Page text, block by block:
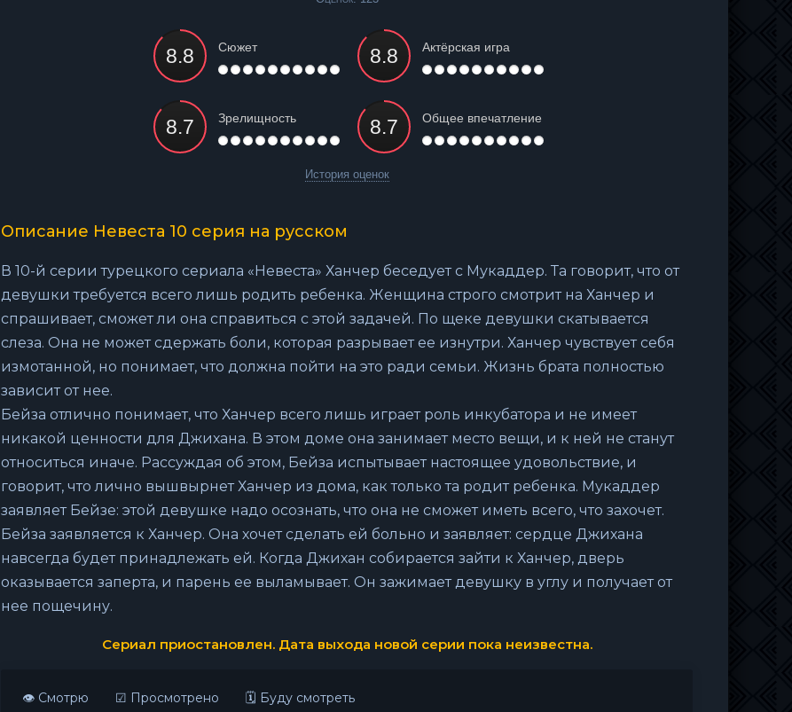
Сюжет Актёрская игра
Зрелищность Общее впечатление
История оценок
Описание Невеста 10 серия на русском
В 10-й серии турецкого сериала «Невеста» Ханчер беседует с Мукаддер. Та говорит, что от
девушки требуется всего лишь родить ребенка. Женщина строго смотрит на Ханчер и
спрашивает, сможет ли она справиться с этой задачей. По щеке девушки скатывается
слеза. Она не может сдержать боли, которая разрывает ее изнутри. Ханчер чувствует себя
измотанной, но понимает, что должна пойти на это ради семьи. Жизнь брата полностью
зависит от нее.
Бейза отлично понимает, что Ханчер всего лишь играет роль инкубатора и не имеет
никакой ценности для Джихана. В этом доме она занимает место вещи, и к ней не станут
относиться иначе. Рассуждая об этом, Бейза испытывает настоящее удовольствие, и
говорит, что лично вышвырнет Ханчер из дома, как только та родит ребенка. Мукаддер
заявляет Бейзе: этой девушке надо осознать, что она не сможет иметь всего, что захочет.
Бейза заявляется к Ханчер. Она хочет сделать ей больно и заявляет: сердце Джихана
навсегда будет принадлежать ей. Когда Джихан собирается зайти к Ханчер, дверь
оказывается заперта, и парень ее выламывает. Он зажимает девушку в углу и получает от
нее пощечину.
Сериал приостановлен. Дата выхода новой серии пока неизвестна.
👁 Смотрю ☑ Просмотрено 🗓 Буду смотреть